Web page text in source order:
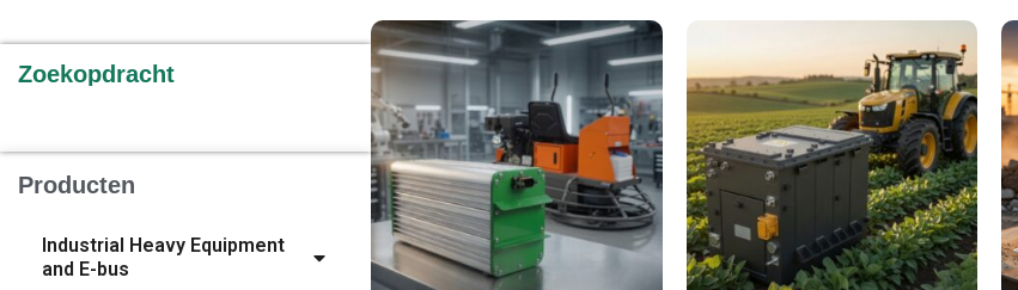
Zoekopdracht
Producten
Industrial Heavy Equipment
and E-bus